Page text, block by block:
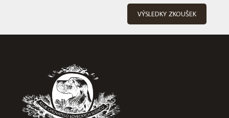
VÝSLEDKY ZKOUŠEK